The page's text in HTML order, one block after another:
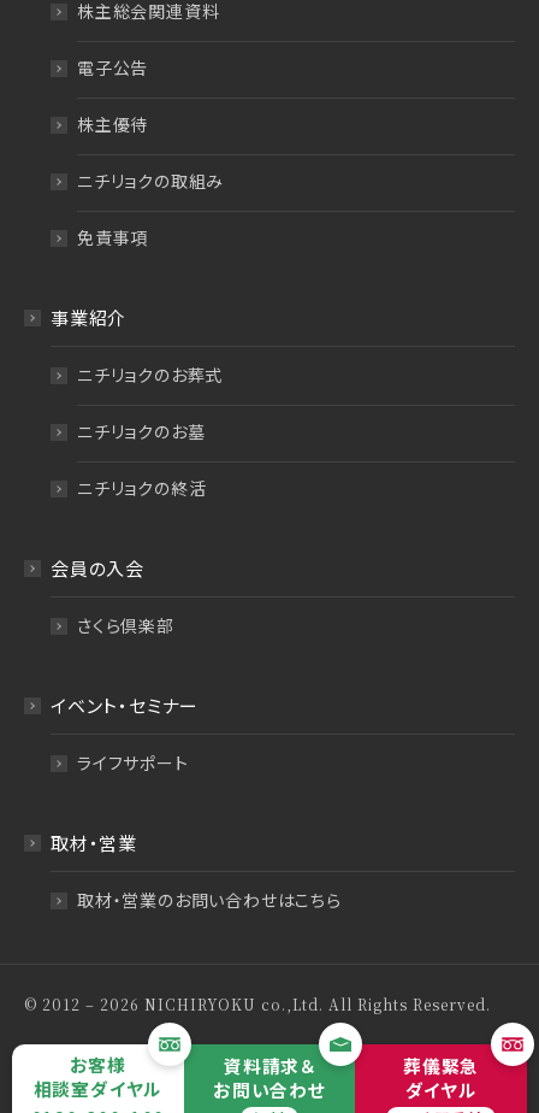
お客様
相談室ダイヤル
資料請求＆
お問い合わせ
葬儀緊急
ダイヤル
株主総会関連資料
電子公告
株主優待
ニチリョクの取組み
免責事項
事業紹介
ニチリョクのお葬式
ニチリョクのお墓
ニチリョクの終活
会員の入会
さくら倶楽部
イベント・セミナー
ライフサポート
取材・営業
取材・営業のお問い合わせはこちら
© 2012 – 2026 NICHIRYOKU co.,Ltd. All Rights Reserved.
特定商取引法について プライバシーポリシー
サイトマップ